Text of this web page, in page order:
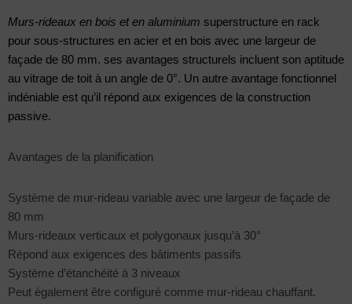
Murs-rideaux en bois et en aluminium superstructure en rack
pour sous-structures en acier et en bois avec une largeur de
façade de 80 mm. ses avantages structurels incluent son aptitude
au vitrage de toit à un angle de 0°. Un autre avantage fonctionnel
indéniable est qu’il répond aux exigences de la construction
passive.
Avantages de la planification
Système de mur-rideau variable avec une largeur de façade de
80 mm
Murs-rideaux verticaux et polygonaux jusqu’à 30°
Répond aux exigences des bâtiments passifs
Système d’étanchéité à 3 niveaux
Peut également être configuré comme mur-rideau chauffant.